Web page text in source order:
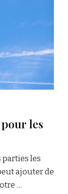
les
parties les
ajouter de
…